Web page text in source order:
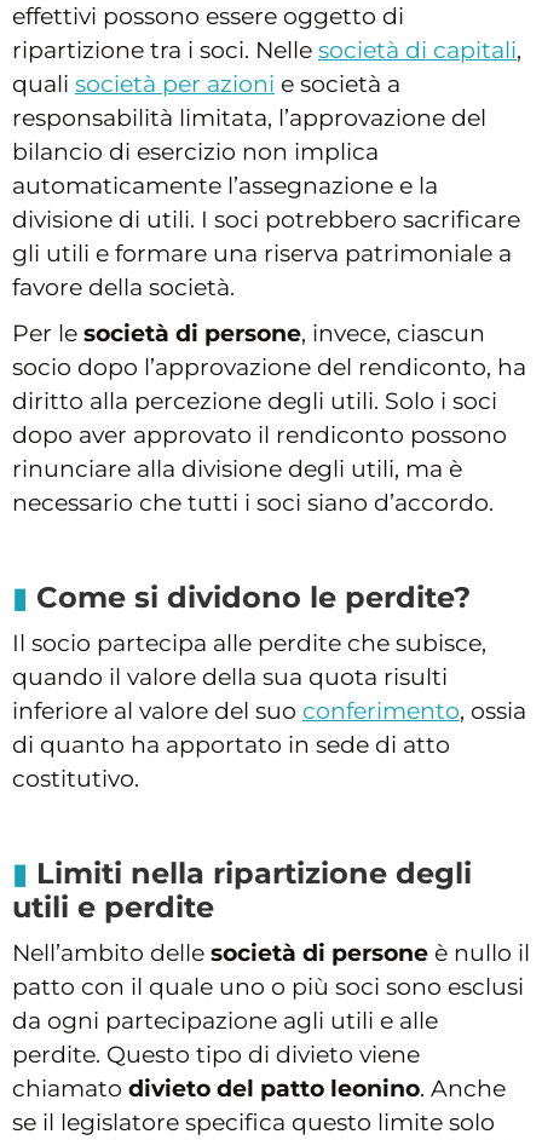
effettivi possono essere oggetto di
ripartizione tra i soci. Nelle società di capitali,
quali società per azioni e società a
responsabilità limitata, l’approvazione del
bilancio di esercizio non implica
automaticamente l’assegnazione e la
divisione di utili. I soci potrebbero sacrificare
gli utili e formare una riserva patrimoniale a
favore della società.
Per le società di persone, invece, ciascun
socio dopo l’approvazione del rendiconto, ha
diritto alla percezione degli utili. Solo i soci
dopo aver approvato il rendiconto possono
rinunciare alla divisione degli utili, ma è
necessario che tutti i soci siano d’accordo.
Come si dividono le perdite?
Il socio partecipa alle perdite che subisce,
quando il valore della sua quota risulti
inferiore al valore del suo conferimento, ossia
di quanto ha apportato in sede di atto
costitutivo.
Limiti nella ripartizione degli
utili e perdite
Nell’ambito delle società di persone è nullo il
patto con il quale uno o più soci sono esclusi
da ogni partecipazione agli utili e alle
perdite. Questo tipo di divieto viene
chiamato divieto del patto leonino. Anche
se il legislatore specifica questo limite solo